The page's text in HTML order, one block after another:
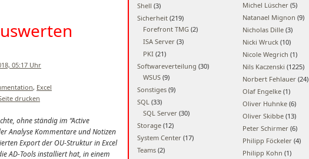
05:17 Uhr
, Excel
ohne ständig im “Active
Analyse Kommentare und Notizen
Export der OU-Struktur in Excel
AD-Tools installiert hat, in einem
Shell (3)
Sicherheit (219)
Forefront TMG (2)
ISA Server (3)
PKI (21)
Softwareverteilung (30)
WSUS (9)
Sonstiges (9)
SQL (33)
SQL Server (30)
Storage (12)
System Center (17)
Teams (2)
Michel Lüscher (5)
Natanael Mignon (9)
Nicholas Dille (3)
Nicki Wruck (10)
Nicole Wegrich (1)
Nils Kaczenski (1225)
Norbert Fehlauer (24)
Olaf Engelke (1)
Oliver Huhnke (6)
Oliver Skibbe (13)
Peter Schirmer (6)
Philipp Föckeler (4)
Philipp Kohn (1)